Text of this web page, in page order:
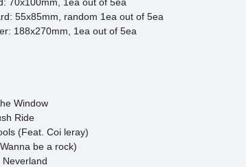
55x85mm, random 1ea out of 5ea
188x270mm, 1ea out of 5ea
Window
Ride
(Feat. Coi leray)
be a rock)
Neverland